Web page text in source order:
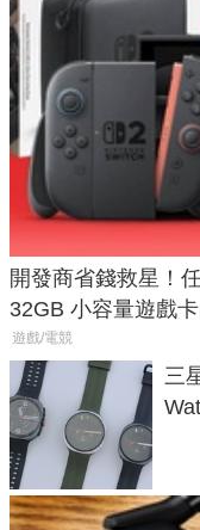
開發商省錢救星！
32GB 小容量遊戲
遊戲/電競
三